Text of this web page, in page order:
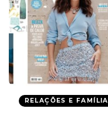
RELAÇÕES E FAMÍLIA